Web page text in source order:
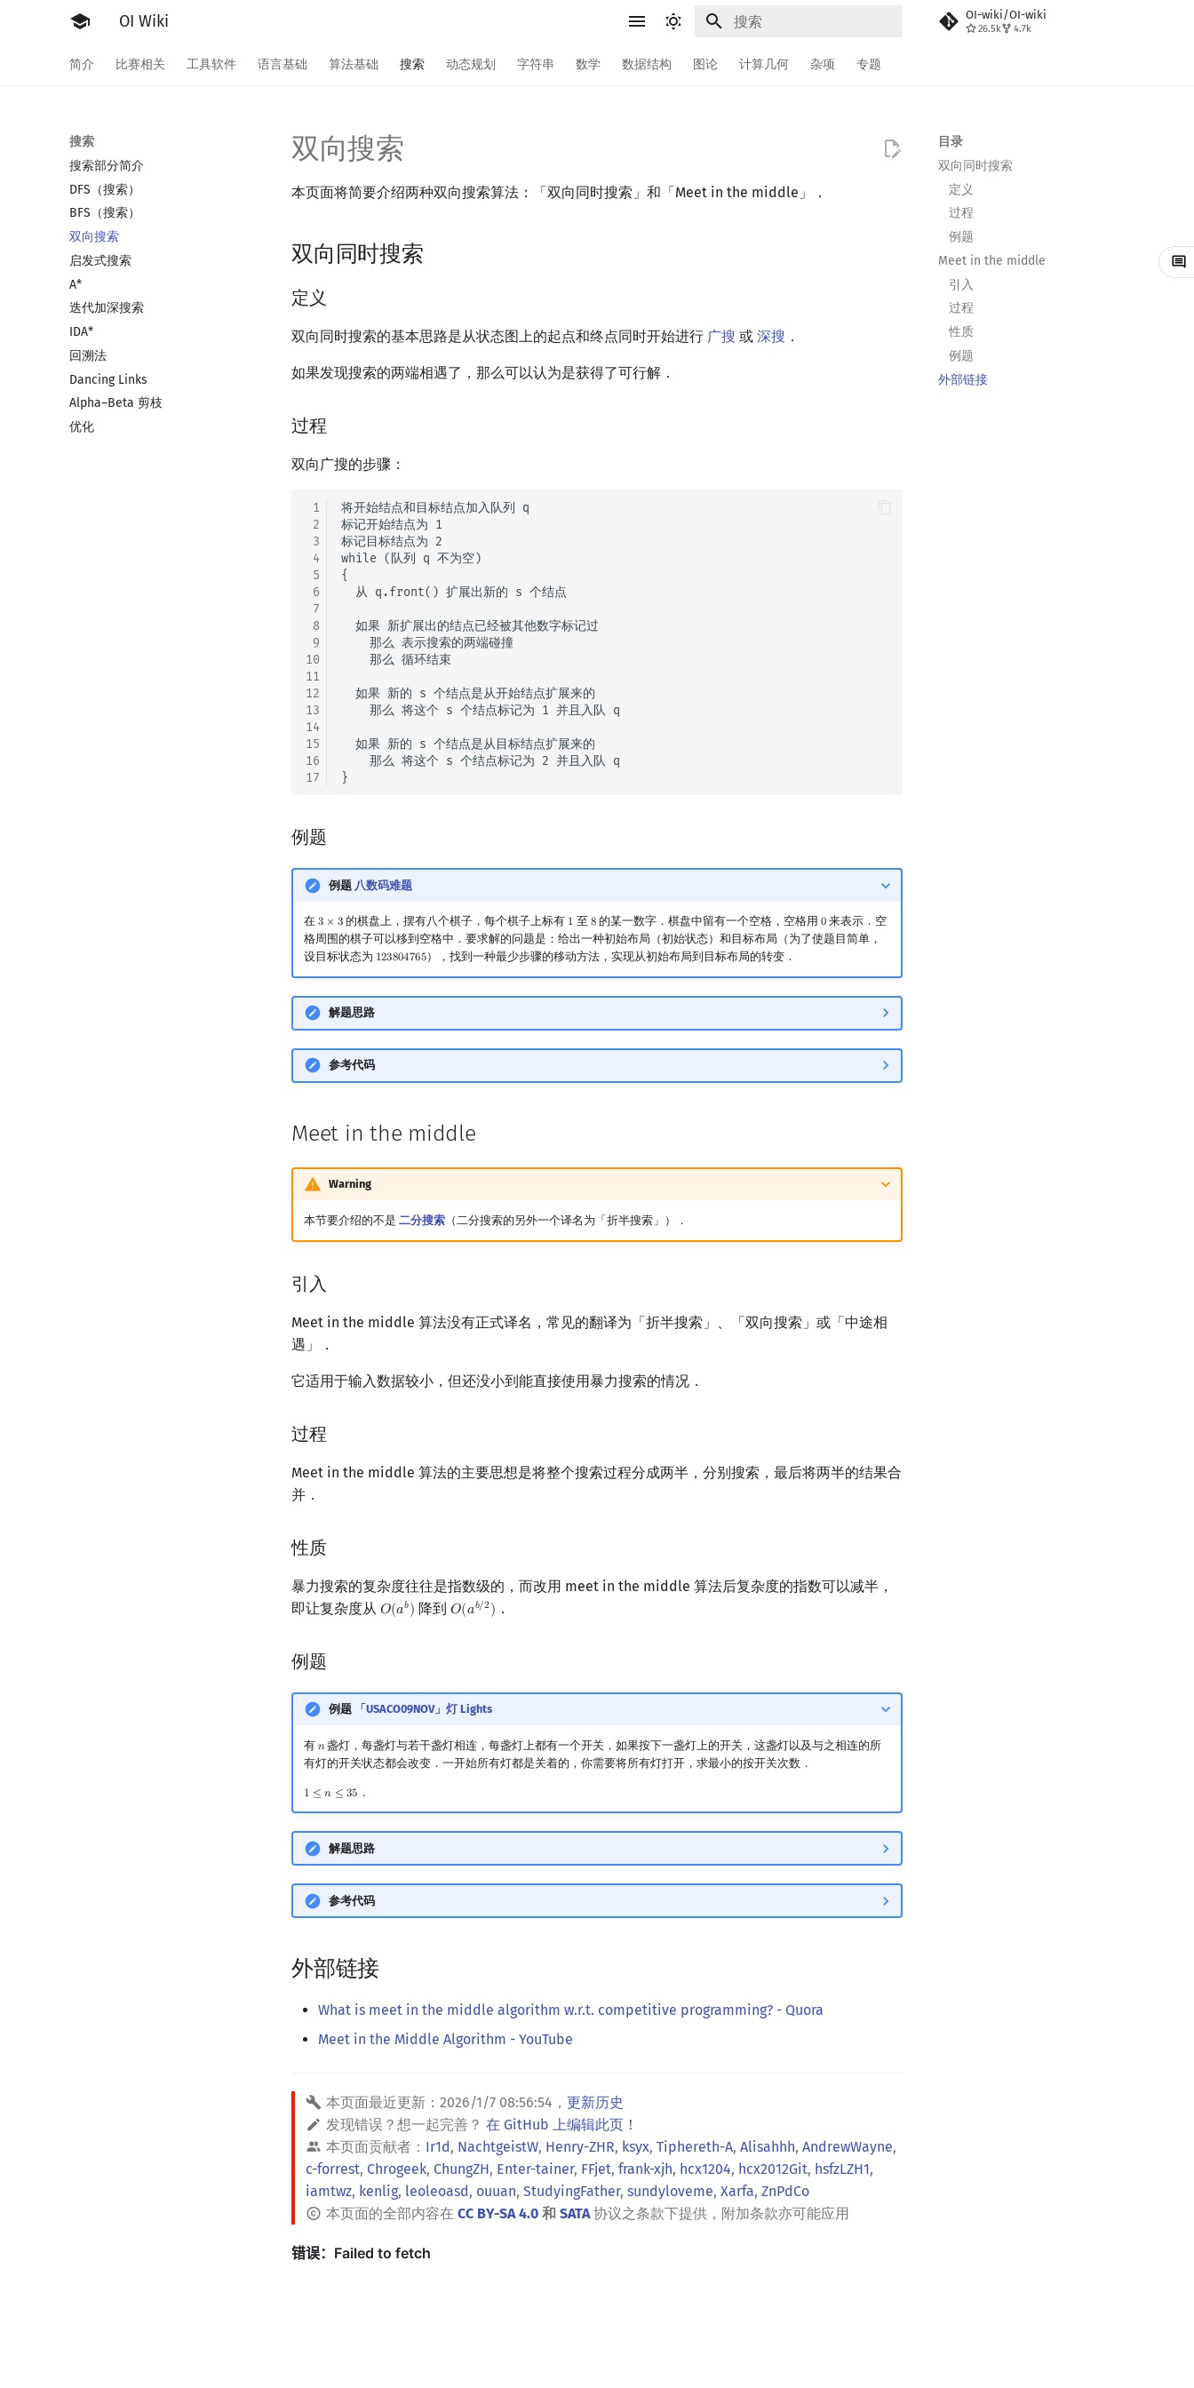
OI Wiki OI-wiki/OI-wiki
26.5k 4.7k
简介 比赛相关 工具软件 语言基础 算法基础 搜索 动态规划 字符串 数学 数据结构 图论 计算几何 杂项 专题
搜索
搜索部分简介
DFS（搜索）
BFS（搜索）
双向搜索
启发式搜索
A*
迭代加深搜索
IDA*
回溯法
Dancing Links
Alpha–Beta 剪枝
优化
目录
双向同时搜索
定义
过程
例题
Meet in the middle
引入
过程
性质
例题
外部链接
双向搜索
本页面将简要介绍两种双向搜索算法：「双向同时搜索」和「Meet in the middle」．
双向同时搜索
定义
双向同时搜索的基本思路是从状态图上的起点和终点同时开始进行 广搜 或 深搜 ．
如果发现搜索的两端相遇了，那么可以认为是获得了可行解．
过程
双向广搜的步骤：
1
2
3
4
5
6
7
8
9
10
11
12
13
14
15
16
17
将开始结点和目标结点加入队列 q
标记开始结点为 1
标记目标结点为 2
while (队列 q 不为空)
{
  从 q.front() 扩展出新的 s 个结点
  如果 新扩展出的结点已经被其他数字标记过
    那么 表示搜索的两端碰撞
    那么 循环结束
  如果 新的 s 个结点是从开始结点扩展来的
    那么 将这个 s 个结点标记为 1 并且入队 q
  如果 新的 s 个结点是从目标结点扩展来的
    那么 将这个 s 个结点标记为 2 并且入队 q
例题
例题 八数码难题
在 3 × 3
3×3 的棋盘上，摆有八个棋子，每个棋子上标有 1
1 至 8
8的某一数字．棋盘中留有一个空格，空格用 0
0 来表示．空
格周围的棋子可以移到空格中．要求解的问题是：给出一种初始布局（初始状态）和目标布局（为了使题目简单，
设目标状态为 123804765
123804765），找到一种最少步骤的移动方法，实现从初始布局到目标布局的转变．
解题思路
参考代码
Meet in the middle
Warning
本节要介绍的不是 二分搜索（二分搜索的另外一个译名为「折半搜索」）．
引入
Meet in the middle 算法没有正式译名，常见的翻译为「折半搜索」、「双向搜索」或「中途相
遇」．
它适用于输入数据较小，但还没小到能直接使用暴力搜索的情况．
过程
Meet in the middle 算法的主要思想是将整个搜索过程分成两半，分别搜索，最后将两半的结果合
并．
性质
暴力搜索的复杂度往往是指数级的，而改用 meet in the middle 算法后复杂度的指数可以减半，
即让复杂度从 𝑂(𝑎𝑏)
O(ab) 降到𝑂(𝑎𝑏/2)
O(ab/2 ．
例题
例题 「USACO09NOV」灯 Lights
有 𝑛
n盏灯，每盏灯与若干盏灯相连，每盏灯上都有一个开关，如果按下一盏灯上的开关，这盏灯以及与之相连的所
有灯的开关状态都会改变．一开始所有灯都是关着的，你需要将所有灯打开，求最小的按开关次数．
1 ≤ 𝑛 ≤ 35
1≤n ≤35 ．
解题思路
参考代码
外部链接
What is meet in the middle algorithm w.r.t. competitive programming? - Quora
Meet in the Middle Algorithm - YouTube
本页面最近更新： 2026/1/7 08:56:54 ， 更新历史
发现错误？想一起完善？ 在 GitHub 上编辑此页！
本页面贡献者： Ir1d , NachtgeistW, Henry-ZHR, ksyx, Tiphereth-A, Alisahhh, AndrewWayne,
c-forrest, Chrogeek, ChungZH, Enter-tainer, FFjet, frank-xjh, hcx1204, hcx2012Git, hsfzLZH1,
iamtwz, kenlig, leoleoasd , ouuan, StudyingFather, sundyloveme, Xarfa, ZnPdCo
本页面的全部内容在 CC BY-SA 4.0 和 SATA协议之条款下提供，附加条款亦可能应用